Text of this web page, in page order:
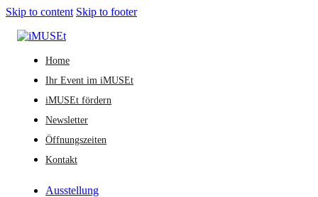
Skip to content Skip to footer
Home
Ihr Event im iMUSEt
iMUSEt fördern
Newsletter
Öffnungszeiten
Kontakt
Ausstellung